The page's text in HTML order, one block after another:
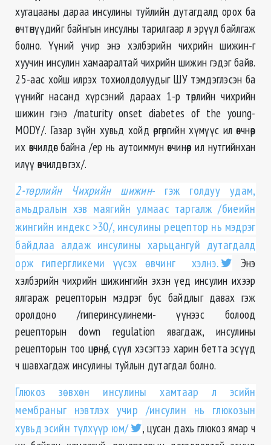
хугацааны дараа инсулины туйлийн дутагдалд орох ба
өвчтөнүүдийг байнгын инсулны тарилгаар л эрүүл байлгаж
болно. Үүний учир энэ хэлбэрийн чихрийн шижин-г
хуучин инсулин хамааралтай чихрийн шижин гэдэг байв.
25-аас хойш илрэх тохиолдолуудыг ШУ тэмдэглэсэн ба
үүнийг насанд хүрсэний дараах 1-р төрлийн чихрийн
шижин гэнэ /maturity onset diabetes of the young-
MODY/. Газар зүйн хувьд хойд өргөргийн хүмүүс ил өвчнөөр
их өвчилдөг байна /ер нь аутоиммун өвчинөөр ил нутгийнхан
илүү өвчилдөг гэх/.
2-төрлийн Чихрийн шижин- гэж голдуу удам,
амьдралын хэв маягийн улмаас таргалж /биеийн
жингийн индекс >30/, инсулины рецептор нь мэдрэг
байдлаа алдаж инсулины харьцангуй дутагдалд
орж гипергликеми үүсэх өвчинг хэлнэ.
Энэ
хэлбэрийн чихрийн шижингийн эхэн үед инсулин ихээр
ялгараж рецепторын мэдрэг бус байдлыг давах гэж
оролдоно /гиперинсулинеми- үүнээс болоод
рецепторын down regulation явагдаж, инсулины
рецепторын тоо цөөрнө/, сүүл хэсэгтээ харин бетта эсүүд
ч шавхагдаж инсулины туйлын дутагдал болно.
Глюкоз зөвхөн инсулины хамтаар л эсийн
мембраныг нэвтлэх учир /инсулин нь глюкозын
хувьд эсийн түлхүүр юм/
, цусан дахь глюкоз ямар ч